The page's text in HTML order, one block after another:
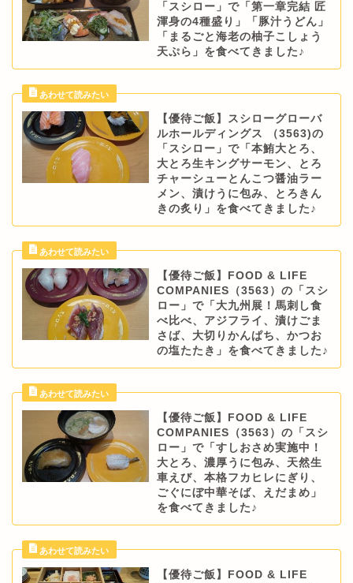
「スシロー」で「第一章完結 匠
渾身の4種盛り」「豚汁うどん」
「まるごと海老の柚子こしょう
天ぷら」を食べてきました♪
【優待ご飯】スシローグローバ
ルホールディングス （3563)の
「スシロー」で「本鮪大とろ、
大とろ生キングサーモン、とろ
チャーシューとんこつ醤油ラー
メン、漬けうに包み、とろきん
きの炙り」を食べてきました♪
【優待ご飯】FOOD & LIFE
COMPANIES（3563）の「スシ
ロー」で「大九州展！馬刺し食
べ比べ、アジフライ、漬けごま
さば、大切りかんぱち、かつお
の塩たたき」を食べてきました♪
【優待ご飯】FOOD & LIFE
COMPANIES（3563）の「スシ
ロー」で「すしおさめ実施中！
大とろ、濃厚うに包み、天然生
車えび、本格フカヒレにぎり、
ごぐにぼ中華そば、えだまめ」
を食べてきました♪
【優待ご飯】FOOD & LIFE